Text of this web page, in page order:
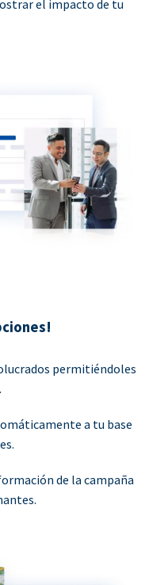
el impacto de tu
permitiéndoles
a tu base
de la campaña